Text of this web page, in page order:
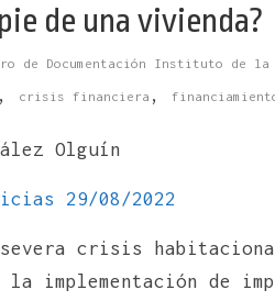
de una vivienda?
de Documentación Instituto de la
, crisis financiera ,
Olguín
29/08/2022
severa crisis
implementación de